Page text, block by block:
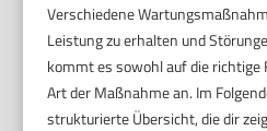
Verschiedene
Leistung zu erhalten und
kommt es sowohl auf die richtige
Art der Maßnahme an. Im
strukturierte Übersicht, die dir